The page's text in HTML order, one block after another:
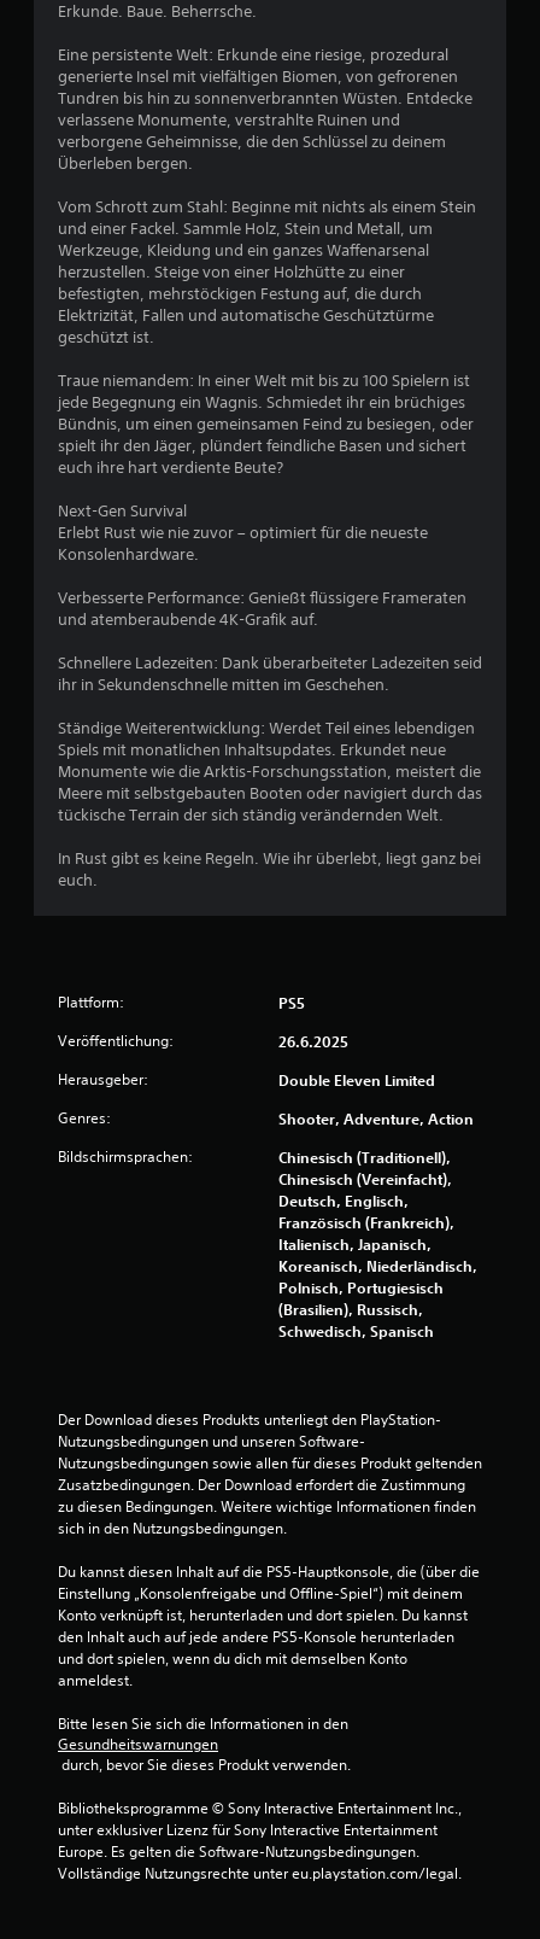
e
r
t
u
3
.
8
o
S
t
e
r
u
s
3
9
B
w
e
n
e
Erkunde. Baue. Beherrsche.
Eine persistente Welt: Erkunde eine riesige, prozedural
generierte Insel mit vielfältigen Biomen, von gefrorenen
Tundren bis hin zu sonnenverbrannten Wüsten. Entdecke
verlassene Monumente, verstrahlte Ruinen und
verborgene Geheimnisse, die den Schlüssel zu deinem
Überleben bergen.
Vom Schrott zum Stahl: Beginne mit nichts als einem Stein
und einer Fackel. Sammle Holz, Stein und Metall, um
Werkzeuge, Kleidung und ein ganzes Waffenarsenal
herzustellen. Steige von einer Holzhütte zu einer
befestigten, mehrstöckigen Festung auf, die durch
Elektrizität, Fallen und automatische Geschütztürme
geschützt ist.
Traue niemandem: In einer Welt mit bis zu 100 Spielern ist
jede Begegnung ein Wagnis. Schmiedet ihr ein brüchiges
Bündnis, um einen gemeinsamen Feind zu besiegen, oder
spielt ihr den Jäger, plündert feindliche Basen und sichert
euch ihre hart verdiente Beute?
Next-Gen Survival
Erlebt Rust wie nie zuvor – optimiert für die neueste
Konsolenhardware.
Verbesserte Performance: Genießt flüssigere Frameraten
und atemberaubende 4K-Grafik auf.
Schnellere Ladezeiten: Dank überarbeiteter Ladezeiten seid
ihr in Sekundenschnelle mitten im Geschehen.
Ständige Weiterentwicklung: Werdet Teil eines lebendigen
Spiels mit monatlichen Inhaltsupdates. Erkundet neue
Monumente wie die Arktis-Forschungsstation, meistert die
Meere mit selbstgebauten Booten oder navigiert durch das
tückische Terrain der sich ständig verändernden Welt.
In Rust gibt es keine Regeln. Wie ihr überlebt, liegt ganz bei
euch.
Plattform: PS5
Veröffentlichung: 26.6.2025
Herausgeber: Double Eleven Limited
Genres: Shooter, Adventure, Action
Bildschirmsprachen:
Chinesisch (Traditionell),
Chinesisch (Vereinfacht),
Deutsch, Englisch,
Französisch (Frankreich),
Italienisch, Japanisch,
Koreanisch, Niederländisch,
Polnisch, Portugiesisch
(Brasilien), Russisch,
Schwedisch, Spanisch
Der Download dieses Produkts unterliegt den PlayStation-
Nutzungsbedingungen und unseren Software-
Nutzungsbedingungen sowie allen für dieses Produkt geltenden
Zusatzbedingungen. Der Download erfordert die Zustimmung
zu diesen Bedingungen. Weitere wichtige Informationen finden
sich in den Nutzungsbedingungen.
Du kannst diesen Inhalt auf die PS5-Hauptkonsole, die (über die
Einstellung „Konsolenfreigabe und Offline-Spiel“) mit deinem
Konto verknüpft ist, herunterladen und dort spielen. Du kannst
den Inhalt auch auf jede andere PS5-Konsole herunterladen
und dort spielen, wenn du dich mit demselben Konto
anmeldest.
Bitte lesen Sie sich die Informationen in den
Gesundheitswarnungen
durch, bevor Sie dieses Produkt verwenden.
Bibliotheksprogramme © Sony Interactive Entertainment Inc.,
unter exklusiver Lizenz für Sony Interactive Entertainment
Europe. Es gelten die Software-Nutzungsbedingungen.
Vollständige Nutzungsrechte unter eu.playstation.com/legal.